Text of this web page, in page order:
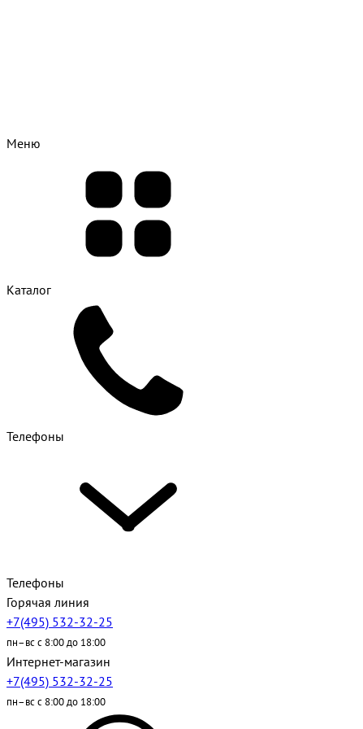
Меню
Каталог
Телефоны
Телефоны
Горячая линия
+7(495) 532-32-25
пн–вс с 8:00 до 18:00
Интернет-магазин
+7(495) 532-32-25
пн–вс с 8:00 до 18:00